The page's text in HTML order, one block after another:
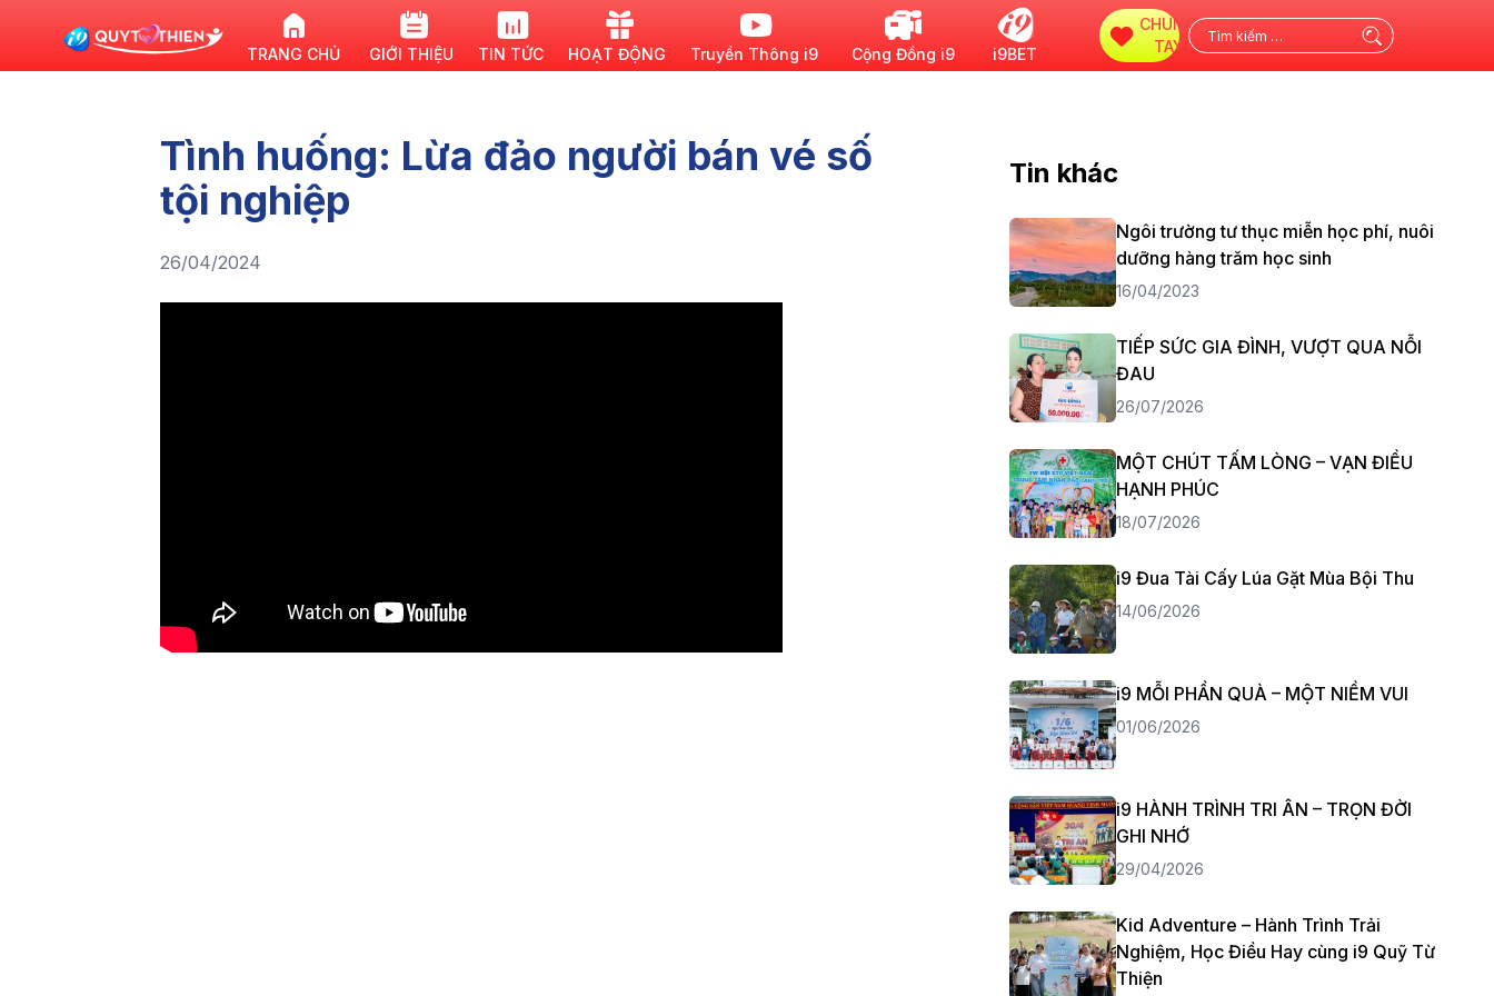
TRANG CHỦ GIỚI THIỆU TIN TỨC HOẠT ĐỘNG Truyền Thông i9 Cộng Đồng i9 i9BET
CHUNG
TAY
kiếm
Tình huống: Lừa đảo người bán vé số
tội nghiệp
26/04/2024
Tin khác
Ngôi trường tư thục miễn học phí, nuôi
dưỡng hàng trăm học sinh
16/04/2023
TIẾP SỨC GIA ĐÌNH, VƯỢT QUA NỖI
ĐAU
26/07/2026
MỘT CHÚT TẤM LÒNG – VẠN ĐIỀU
HẠNH PHÚC
18/07/2026
i9 Đua Tài Cấy Lúa Gặt Mùa Bội Thu
14/06/2026
i9 MỖI PHẦN QUÀ – MỘT NIỀM VUI
01/06/2026
i9 HÀNH TRÌNH TRI ÂN – TRỌN ĐỜI
GHI NHỚ
29/04/2026
Kid Adventure – Hành Trình Trải
Nghiệm, Học Điều Hay cùng i9 Quỹ Từ
Thiện